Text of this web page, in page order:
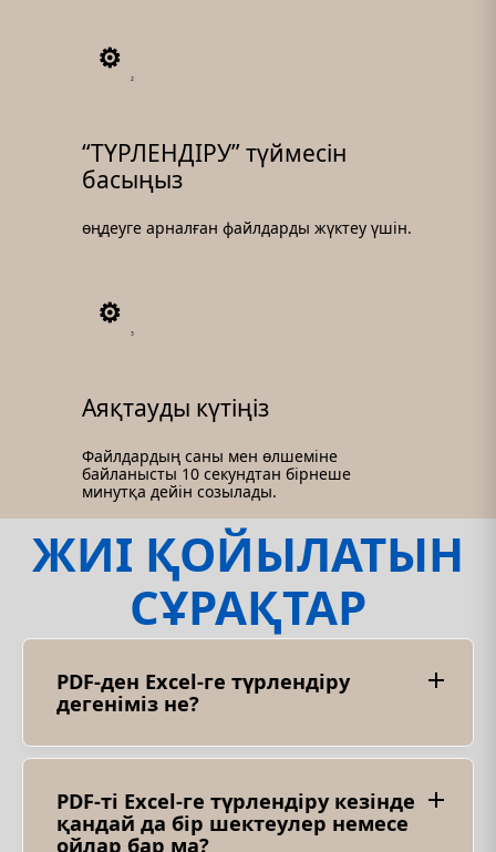
2
“ТҮРЛЕНДІРУ” түймесін
басыңыз
өңдеуге арналған файлдарды жүктеу үшін.
3
Аяқтауды күтіңіз
Файлдардың саны мен өлшеміне
байланысты 10 секундтан бірнеше
минутқа дейін созылады.
ЖИІ ҚОЙЫЛАТЫН
СҰРАҚТАР
PDF-ден Excel-ге түрлендіру
дегеніміз не?
ге түрлендіру процесі. Бұл түрлендіру арқылы
қолайлы Excel электрондық кестесі ретінде
сақтауға болады.
PDF-ті Excel-ге түрлендіру кезінде
қандай да бір шектеулер немесе
ойлар бар ма?